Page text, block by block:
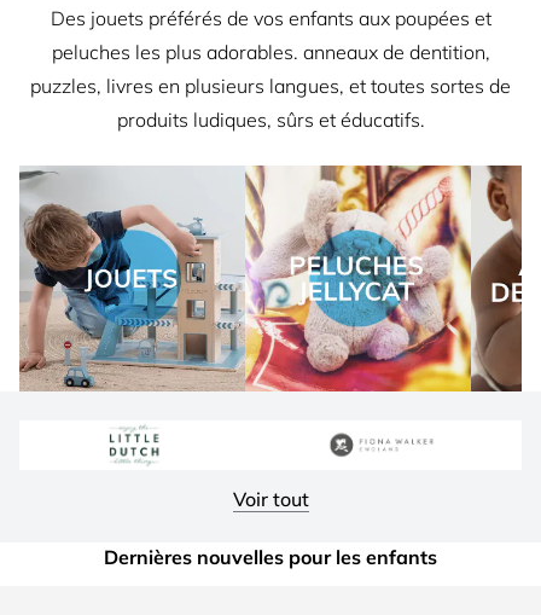
Des jouets préférés de vos enfants aux poupées et
peluches les plus adorables. anneaux de dentition,
puzzles, livres en plusieurs langues, et toutes sortes de
produits ludiques, sûrs et éducatifs.
Voir tout
Dernières nouvelles pour les enfants